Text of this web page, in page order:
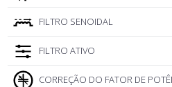
FILTRO SENOIDAL
FILTRO ATIVO
CORREÇÃO DO FATOR DE